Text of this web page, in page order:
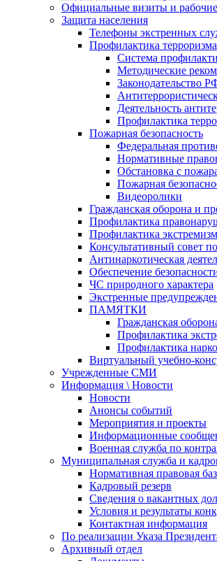
Официальные визиты и
Защита населения
Телефоны экстренных
Профилактика терроризма
Система
Методические
Законодательство
Деятельность
Профилактика
Пожарная безопасность
Федеральная
Нормативные
Обстановка с
Пожарная
Видеоролики
Гражданская оборона и
Профилактика
Профилактика
Консультативный совет
Антинаркотическая
Обеспечение
ЧС природного характера
Экстренные
ПАМЯТКИ
Гражданская
Профилактика
Профилактика
Виртуальный учебно-
Учрежденные СМИ
Информация \ Новости
Новости
Анонсы событий
Мероприятия и проекты
Информационные
Военная служба по
Муниципальная служба и
Нормативная правовая
Кадровый резерв
Сведения о вакантных
Условия и результаты
Контактная информация
По реализации Указа
Архивный отдел